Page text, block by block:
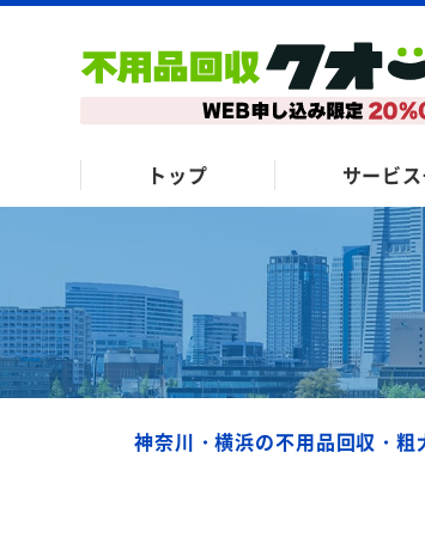
トップ サービ
神奈川・横浜の不用品回収・